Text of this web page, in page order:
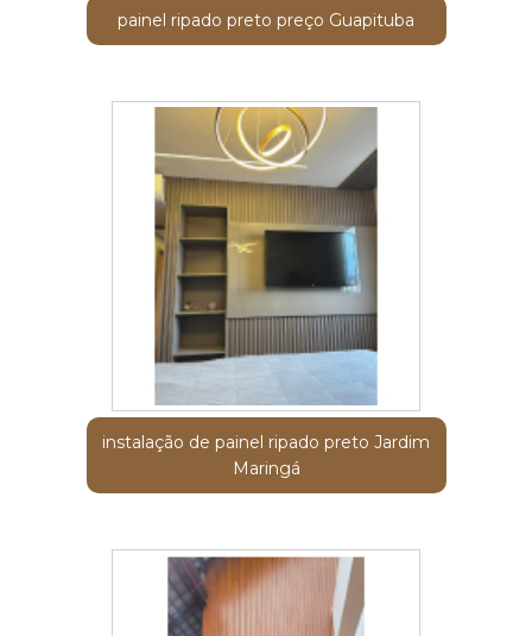
painel ripado preto preço Guapituba
instalação de painel ripado preto Jardim
Maringá